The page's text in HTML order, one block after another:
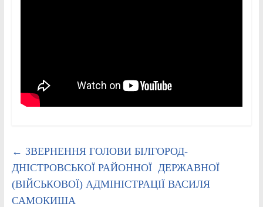
← ЗВЕРНЕННЯ ГОЛОВИ БІЛГОРОД-
ДНІСТРОВСЬКОЇ РАЙОННОЇ ДЕРЖАВНОЇ
(ВІЙСЬКОВОЇ) АДМІНІСТРАЦІЇ ВАСИЛЯ
САМОКИША